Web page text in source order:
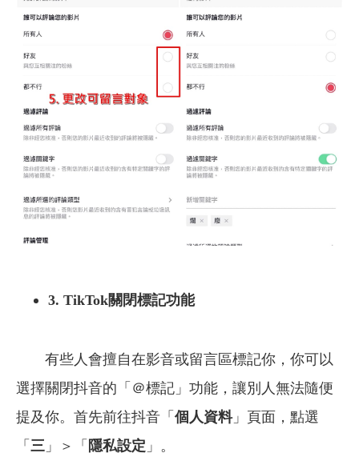
3. TikTok關閉標記功能
有些人會擅自在影音或留言區標記你，你可以
選擇關閉抖音的「＠標記」功能，讓別人無法隨便
提及你。首先前往抖音「 個人資料」頁面，點選
「 三 」＞「 隱私設定 」。